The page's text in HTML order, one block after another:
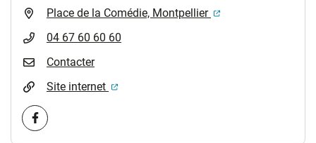
Place de la Comédie, Montpellier
(ouverture dans
04 67 60 60 60
Contacter
Site internet
(ouverture dans un nouvel onglet)
Visiter la page Facebook (nouvelle fenêtre)